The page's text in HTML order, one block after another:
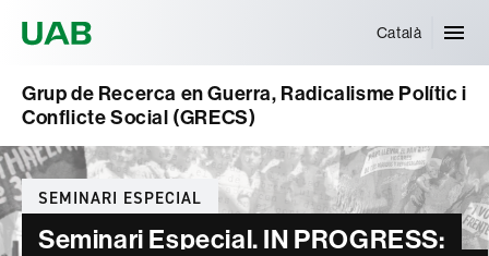
Català
Grup de Recerca en Guerra, Radicalisme Polític i
Conflicte Social (GRECS)
Categories
SEMINARI ESPECIAL
Seminari Especial. IN PROGRESS: